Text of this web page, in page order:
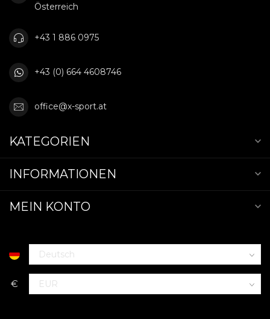
Österreich
+43 1 886 0975
+43 (0) 664 4608746
office@x-sport.at
KATEGORIEN
INFORMATIONEN
MEIN KONTO
€